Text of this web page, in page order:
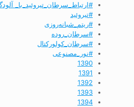
#ارتباط_سرطان_تیروئید_با_
#تیروئید
#ریتم_شبانه‌روزی
#سرطان_روده
#سرطان_کولورکتال
#نور_مصنوعی
1390
1391
1392
1393
1394